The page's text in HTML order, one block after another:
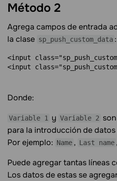
Método 2
Agrega campos de entrada
la clase sp_push_custom_data :
<input
Donde:
Variable 1 y Variable 2
para la introducción de
Por ejemplo: Name , Last name
Puede agregar tantas líneas
Los datos de estas se